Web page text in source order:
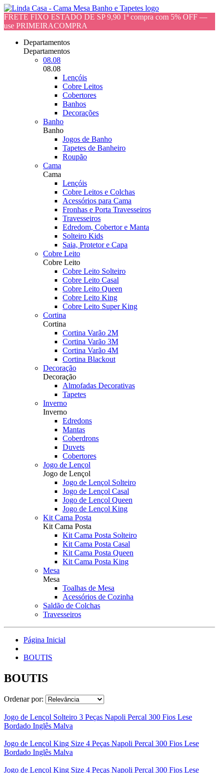
FRETE FIXO ESTADO DE SP 9,90 1ª compra com 5% OFF —
use PRIMEIRACOMPRA
Departamentos
Departamentos
08.08
08.08
Lençóis
Cobre Leitos
Cobertores
Banhos
Decorações
Banho
Banho
Jogos de Banho
Tapetes de Banheiro
Roupão
Cama
Cama
Lençóis
Cobre Leitos e Colchas
Acessórios para Cama
Fronhas e Porta Travesseiros
Travesseiros
Edredom, Cobertor e Manta
Solteiro Kids
Saia, Protetor e Capa
Cobre Leito
Cobre Leito
Cobre Leito Solteiro
Cobre Leito Casal
Cobre Leito Queen
Cobre Leito King
Cobre Leito Super King
Cortina
Cortina
Cortina Varão 2M
Cortina Varão 3M
Cortina Varão 4M
Cortina Blackout
Decoração
Decoração
Almofadas Decorativas
Tapetes
Inverno
Inverno
Edredons
Mantas
Coberdrons
Duvets
Cobertores
Jogo de Lençol
Jogo de Lençol
Jogo de Lençol Solteiro
Jogo de Lençol Casal
Jogo de Lençol Queen
Jogo de Lençol King
Kit Cama Posta
Kit Cama Posta
Kit Cama Posta Solteiro
Kit Cama Posta Casal
Kit Cama Posta Queen
Kit Cama Posta King
Mesa
Mesa
Toalhas de Mesa
Acessórios de Cozinha
Saldão de Colchas
Travesseiros
Página Inicial
BOUTIS
BOUTIS
Ordenar por:
Jogo de Lençol Solteiro 3 Peças Napoli Percal 300 Fios Lese
Bordado Inglês Malva
Jogo de Lençol King Size 4 Peças Napoli Percal 300 Fios Lese
Bordado Inglês Malva
Jogo de Lençol King Size 4 Peças Napoli Percal 300 Fios Lese